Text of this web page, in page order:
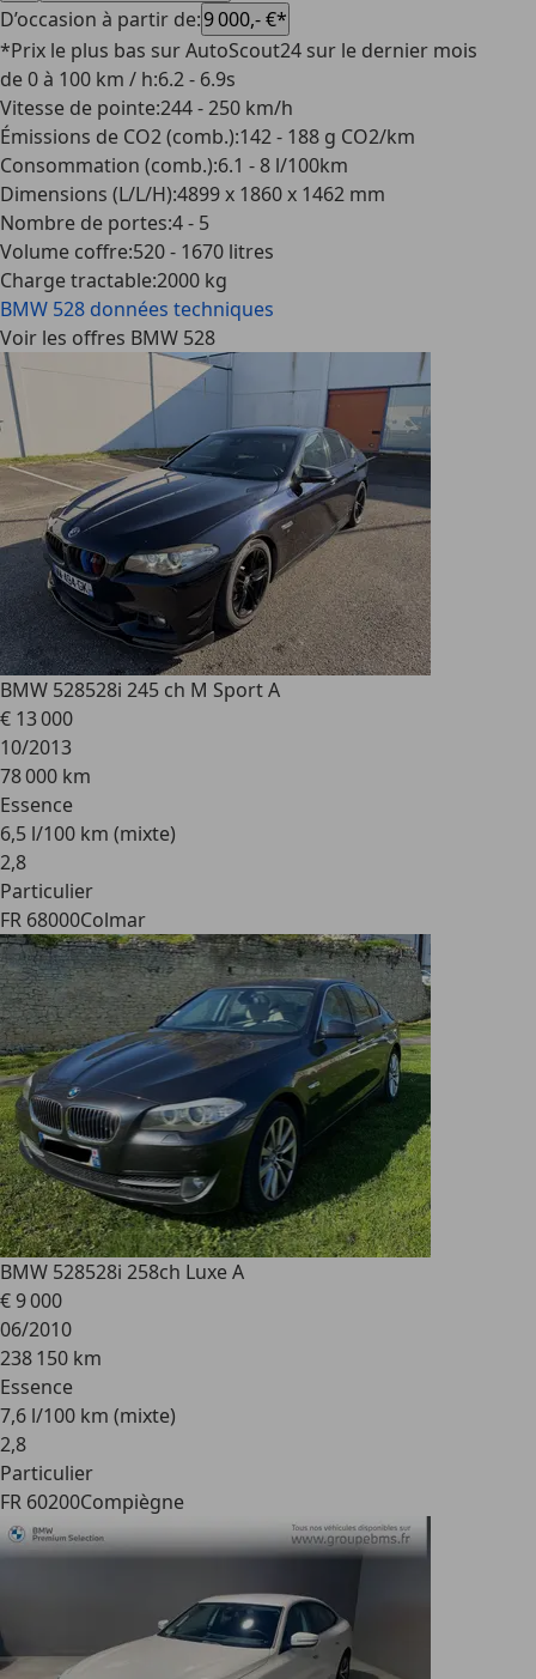
D’occasion à partir de:9 000,- €*
*Prix le plus bas sur AutoScout24 sur le dernier mois
de 0 à 100 km / h:6.2 - 6.9s
Vitesse de pointe:244 - 250 km/h
Émissions de CO2 (comb.):142 - 188 g CO2/km
Consommation (comb.):6.1 - 8 l/100km
Dimensions (L/L/H):4899 x 1860 x 1462 mm
Nombre de portes:4 - 5
Volume coffre:520 - 1670 litres
Charge tractable:2000 kg
BMW 528 données techniques
Voir les offres BMW 528
BMW 528528i 245 ch M Sport A
€ 13 000
10/2013
78 000 km
Essence
6,5 l/100 km (mixte)
2,8
Particulier
FR 68000Colmar
BMW 528528i 258ch Luxe A
€ 9 000
06/2010
238 150 km
Essence
7,6 l/100 km (mixte)
2,8
Particulier
FR 60200Compiègne